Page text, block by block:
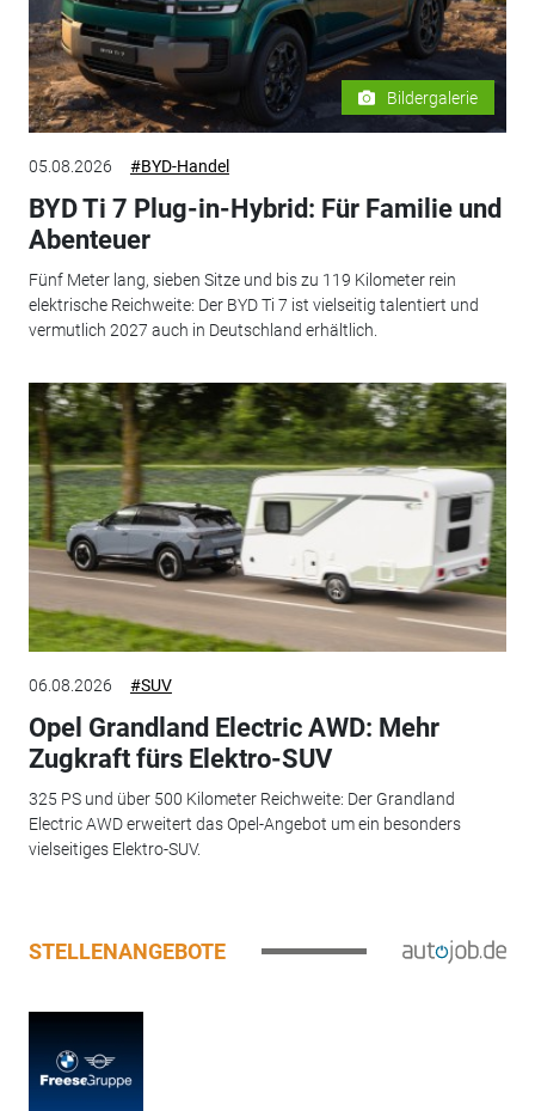
Bildergalerie
05.08.2026 #BYD-Handel
BYD Ti 7 Plug-in-Hybrid: Für Familie und
Abenteuer
Fünf Meter lang, sieben Sitze und bis zu 119 Kilometer rein
elektrische Reichweite: Der BYD Ti 7 ist vielseitig talentiert und
vermutlich 2027 auch in Deutschland erhältlich.
06.08.2026 #SUV
Opel Grandland Electric AWD: Mehr
Zugkraft fürs Elektro-SUV
325 PS und über 500 Kilometer Reichweite: Der Grandland
Electric AWD erweitert das Opel-Angebot um ein besonders
vielseitiges Elektro-SUV.
STELLENANGEBOTE